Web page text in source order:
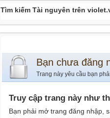
Tìm kiếm Tài nguyên trên
Bạn chưa đăng
Trang này yêu cầu bạn
Truy cập trang này như
Bạn phải mở trang đăng nhập,